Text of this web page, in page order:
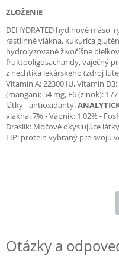
ZLOŽENIE
DEHYDRATED hydinové
rastlinné vlákna, kukurica
hydrolyzované živočíšne
fruktooligosacharidy, vaječný
z nechtíka lekárskeho (zdroj
Vitamín A: 22300 IU, Vitamín D3:
(mangán): 54 mg, E6 (zinok):
látky - antioxidanty.
vlákna: 7% - Vápnik: 1,02% -
Draslík: Močové okysľujúce
LIP: protein vybraný pre svoju
Otázky a